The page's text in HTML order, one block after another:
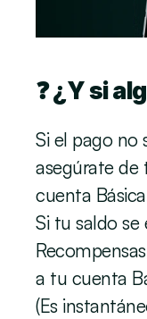
❓ ¿Y si
Si el pago no
asegúrate de
cuenta
Si tu saldo
a tu cuenta
(Es